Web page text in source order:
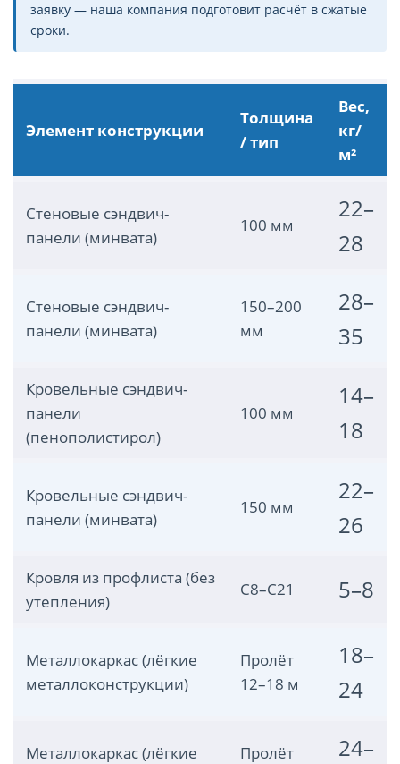
заявку — наша компания подготовит расчёт в сжатые
сроки.
Элемент конструкции
Толщина
/ тип
Вес,
кг/
м²
Стеновые сэндвич-
панели (минвата)
100 мм
22–
28
Стеновые сэндвич-
панели (минвата)
150–200
мм
28–
35
Кровельные сэндвич-
панели
(пенополистирол)
100 мм
14–
18
Кровельные сэндвич-
панели (минвата)
150 мм
22–
26
Кровля из профлиста (без
утепления)
С8–С21 5–8
Металлокаркас (лёгкие
металлоконструкции)
Пролёт
12–18 м
18–
24
Металлокаркас (лёгкие
Пролёт
24–